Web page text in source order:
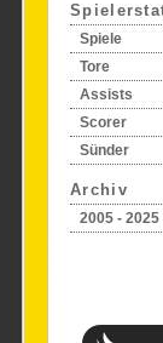
Spiele
Tore
Assists
Scorer
Sünder
Archiv
2005 - 2025